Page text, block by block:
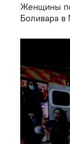
Женщины
Боливара в